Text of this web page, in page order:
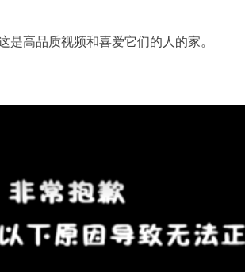
果
解
VFX
Breakdown
高品质视频和喜爱它们的人的家。